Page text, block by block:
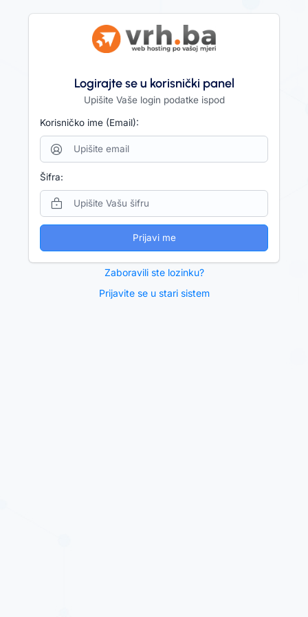
Logirajte se u korisnički panel
Upišite Vaše login podatke ispod
Korisničko ime (Email):
Šifra:
Prijavi me
Zaboravili ste lozinku?
Prijavite se u stari sistem